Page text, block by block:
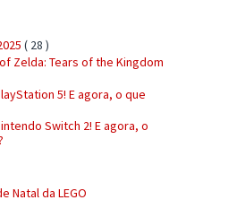
( 28 )
Zelda: Tears of the Kingdom
5! E agora, o que
Switch 2! E agora, o
Natal da LEGO